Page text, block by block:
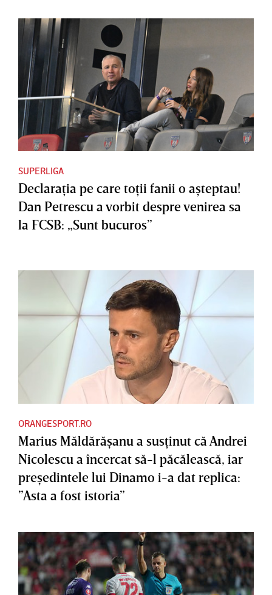
SUPERLIGA
Declaraţia pe care toţii fanii o aşteptau!
Dan Petrescu a vorbit despre venirea sa
la FCSB: „Sunt bucuros”
ORANGESPORT.RO
Marius Măldărăşanu a susţinut că Andrei
Nicolescu a încercat să-l păcălească, iar
preşedintele lui Dinamo i-a dat replica:
”Asta a fost istoria”